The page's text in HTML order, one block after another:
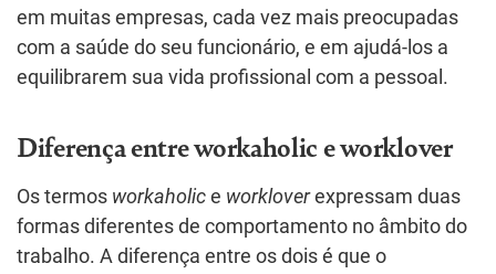
em muitas empresas, cada vez mais preocupadas
com a saúde do seu funcionário, e em ajudá-los a
equilibrarem sua vida profissional com a pessoal.
Diferença entre workaholic e worklover
Os termos workaholic e workloverexpressam duas
formas diferentes de comportamento no âmbito do
trabalho. A diferença entre os dois é que o